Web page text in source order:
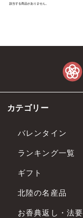
該当する商品がありません。
カテゴリー
バレンタイン
ランキング一覧
ギフト
北陸の名産品
お香典返し・法要